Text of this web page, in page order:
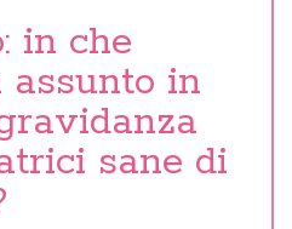
in che
in
sane di